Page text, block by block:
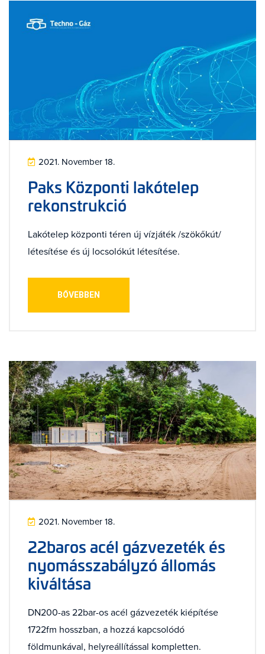
2021. November 18.
Paks Központi lakótelep
rekonstrukció
Lakótelep központi téren új vízjáték /szökőkút/
létesítése és új locsolókút létesítése.
BŐVEBBEN
2021. November 18.
22baros acél gázvezeték és
nyomásszabályzó állomás
kiváltása
DN200-as 22bar-os acél gázvezeték kiépítése
1722fm hosszban, a hozzá kapcsolódó
földmunkával, helyreállítással kompletten.